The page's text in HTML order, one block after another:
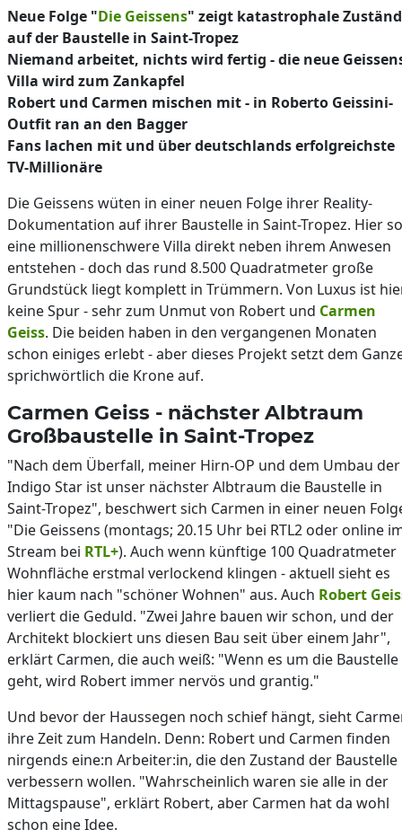
Neue Folge "Die Geissens" zeigt katastrophale
auf der Baustelle in Saint-Tropez
Niemand arbeitet, nichts wird fertig - die neue
Villa wird zum Zankapfel
Robert und Carmen mischen mit - in Roberto Geissini-
Outfit ran an den Bagger
Fans lachen mit und über deutschlands erfolgreichste
TV-Millionäre
Die Geissens wüten in einer neuen Folge ihrer Reality-
Dokumentation auf ihrer Baustelle in Saint-Tropez. Hier
eine millionenschwere Villa direkt neben ihrem Anwesen
entstehen - doch das rund 8.500 Quadratmeter große
Grundstück liegt komplett in Trümmern. Von Luxus ist
keine Spur - sehr zum Unmut von Robert und Carmen
Geiss. Die beiden haben in den vergangenen Monaten
schon einiges erlebt - aber dieses Projekt setzt dem
sprichwörtlich die Krone auf.
Carmen Geiss - nächster Albtraum
Großbaustelle in Saint-Tropez
"Nach dem Überfall, meiner Hirn-OP und dem Umbau der
Indigo Star ist unser nächster Albtraum die Baustelle in
Saint-Tropez", beschwert sich Carmen in einer neuen
"Die Geissens (montags; 20.15 Uhr bei RTL2 oder online
Stream bei RTL+). Auch wenn künftige 100 Quadratmeter
Wohnfläche erstmal verlockend klingen - aktuell sieht es
hier kaum nach "schöner Wohnen" aus. Auch Robert
verliert die Geduld. "Zwei Jahre bauen wir schon, und der
Architekt blockiert uns diesen Bau seit über einem Jahr",
erklärt Carmen, die auch weiß: "Wenn es um die Baustelle
geht, wird Robert immer nervös und grantig."
Und bevor der Haussegen noch schief hängt, sieht
ihre Zeit zum Handeln. Denn: Robert und Carmen finden
nirgends eine:n Arbeiter:in, die den Zustand der Baustelle
verbessern wollen. "Wahrscheinlich waren sie alle in der
Mittagspause", erklärt Robert, aber Carmen hat da wohl
schon eine Idee.